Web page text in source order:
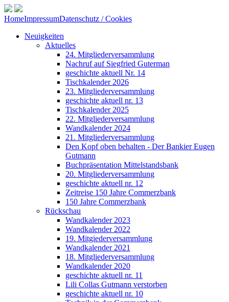
HomeImpressumDatenschutz / Cookies
Neuigkeiten
Aktuelles
24. Mitgliederversammlung
Nachruf auf Siegfried Guterman
geschichte aktuell Nr. 14
Tischkalender 2026
23. Mitgliederversammlung
geschichte aktuell nr. 13
Tischkalender 2025
22. Mitgliederversammlung
Wandkalender 2024
21. Mitgliederversammlung
Den Kopf oben behalten - Der Bankier Eugen
Gutmann
Buchpräsentation Mittelstandsbank
20. Mitgliederversammlung
geschichte aktuell nr. 12
Zeitreise 150 Jahre Commerzbank
150 Jahre Commerzbank
Rückschau
Wandkalender 2023
Wandkalender 2022
19. Mitgiederversammlung
Wandkalender 2021
18. Mitgliederversammlung
Wandkalender 2020
geschichte aktuell nr. 11
Lili Collas Gutmann verstorben
geschichte aktuell nr. 10